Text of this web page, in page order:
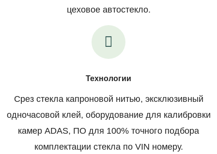
цеховое автостекло.
Технологии
Срез стекла капроновой нитью, эксклюзивный
одночасовой клей, оборудование для калибровки
камер ADAS, ПО для 100% точного подбора
комплектации стекла по VIN номеру.